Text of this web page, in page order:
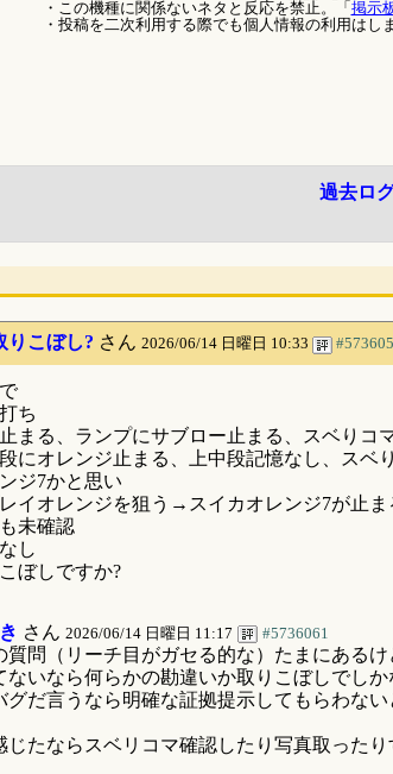
・この機種に関係ないネタと反応を禁止。「 掲示
・投稿を二次利用する際でも個人情報の利用はし
過去ログ
りこぼし? さん 2026/06/14 日曜日 10:33
ち
まる、ランプにサブロー止まる、スベりコ
にオレンジ止まる、上中段記憶なし、スベ
ジ7かと思い
イオレンジを狙う→スイカオレンジ7が止
未確認
し
ぼしですか?
さん 2026/06/14 日曜日 11:17 #5736061
質問（リーチ目がガセる的な）たまにあるけ
ないなら何らかの勘違いか取りこぼしでしか
グだ言うなら明確な証拠提示してもらわない
じたならスベリコマ確認したり写真取ったり